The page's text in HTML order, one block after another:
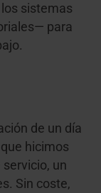
sistemas
para
de un día
hicimos
un
Sin coste,